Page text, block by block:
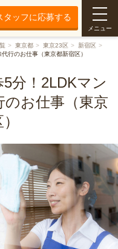
タッフに応募する
メニュー
東京都 東京23区
新宿区
行のお仕事（東京都新宿区）
分！2LDKマン
お仕事（東京